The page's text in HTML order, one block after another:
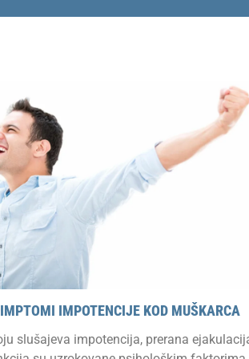
IMPOTENCIJE KOD MUŠKARCA
slušajeva impotencija, prerana